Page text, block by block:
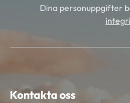
Dina personuppgifter
Kontakta oss